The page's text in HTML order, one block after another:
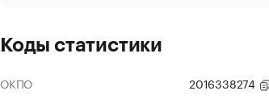
Коды статистики
ОКПО
2016338274